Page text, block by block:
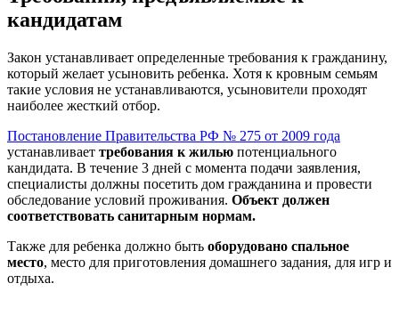
кандидатам
Закон устанавливает определенные требования к гражданину,
который желает усыновить ребенка. Хотя к кровным семьям
такие условия не устанавливаются, усыновители проходят
наиболее жесткий отбор.
Постановление Правительства РФ № 275 от 2009 года
устанавливает требования к жилью потенциального
кандидата. В течение 3 дней с момента подачи заявления,
специалисты должны посетить дом гражданина и провести
обследование условий проживания. Объект должен
соответствовать санитарным нормам.
Также для ребенка должно быть оборудовано спальное
место, место для приготовления домашнего задания, для игр и
отдыха.